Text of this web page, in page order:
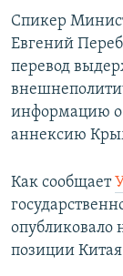
ПРОПАВШИЕ
ПОБЕДИТЕЛЕЙ
Qırımtatar
Все сайты
Спикер
Евгений
перевод
информацию о
аннексию
Как сообщает
позиции